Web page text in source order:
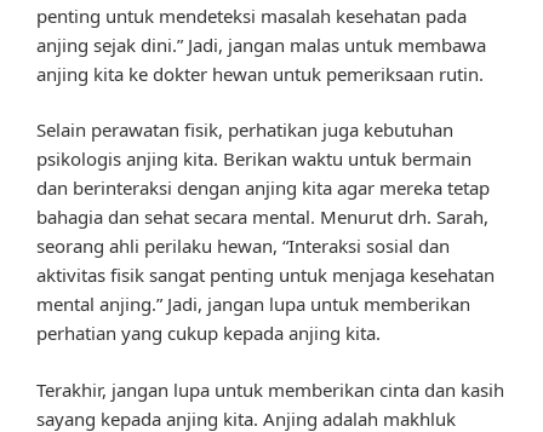
penting untuk mendeteksi masalah kesehatan pada
anjing sejak dini.” Jadi, jangan malas untuk membawa
anjing kita ke dokter hewan untuk pemeriksaan rutin.
Selain perawatan fisik, perhatikan juga kebutuhan
psikologis anjing kita. Berikan waktu untuk bermain
dan berinteraksi dengan anjing kita agar mereka tetap
bahagia dan sehat secara mental. Menurut drh. Sarah,
seorang ahli perilaku hewan, “Interaksi sosial dan
aktivitas fisik sangat penting untuk menjaga kesehatan
mental anjing.” Jadi, jangan lupa untuk memberikan
perhatian yang cukup kepada anjing kita.
Terakhir, jangan lupa untuk memberikan cinta dan kasih
sayang kepada anjing kita. Anjing adalah makhluk